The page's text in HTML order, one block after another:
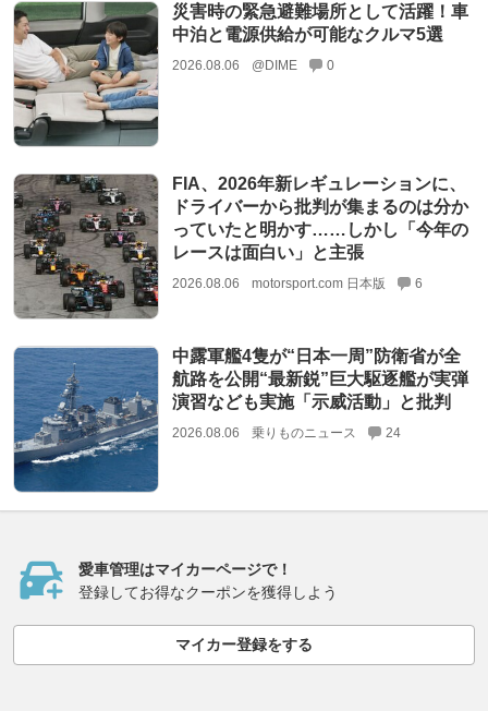
災害時の緊急避難場所として活躍！車
中泊と電源供給が可能なクルマ5選
2026.08.06 @DIME 0
FIA、2026年新レギュレーションに、
ドライバーから批判が集まるのは分か
っていたと明かす……しかし「今年の
レースは面白い」と主張
2026.08.06 motorsport.com 日本版 6
中露軍艦4隻が“日本一周”防衛省が全
航路を公開“最新鋭”巨大駆逐艦が実弾
演習なども実施「示威活動」と批判
2026.08.06 乗りものニュース 24
愛車管理はマイカーページで！
登録してお得なクーポンを獲得しよう
マイカー登録をする